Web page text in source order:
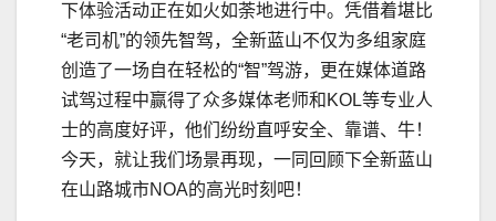
下体验活动正在如火如荼地进行中。凭借着堪比
“老司机”的领先智驾，全新蓝山不仅为多组家庭
创造了一场自在轻松的“智”驾游，更在媒体道路
试驾过程中赢得了众多媒体老师和KOL等专业人
士的高度好评，他们纷纷直呼安全、靠谱、牛！
今天，就让我们场景再现，一同回顾下全新蓝山
在山路城市NOA的高光时刻吧！